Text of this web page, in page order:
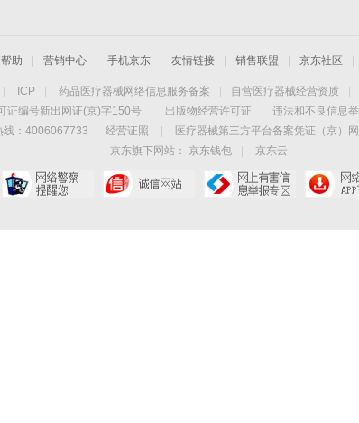
助 营销中心 手机京东 友情链接 销售联盟 京东社区
ICP 药品医疗器械网络信息服务备案 自营医疗器械经营资质
证编号新出网证(京)字150号
出版物经营许可证
违法和不良信息
线：4006067733 经营证照 医疗器械第三方平台备案凭证（京）
京东旗下网站：
京东钱包 京东云